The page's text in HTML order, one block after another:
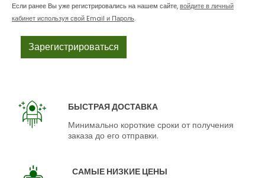
Если ранее Вы уже регистрировались на нашем сайте,войдите в личный
кабинет используя свой Email и Пароль.
БЫСТРАЯ ДОСТАВКА
Минимально короткие сроки от получения
заказа до его отправки.
САМЫЕ НИЗКИЕ ЦЕНЫ